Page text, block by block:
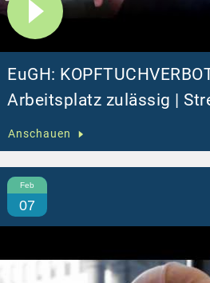
EuGH:
Arbeitsplatz zulässig |
Hijab am Arbeitsplatz
Anschauen
Feb
07